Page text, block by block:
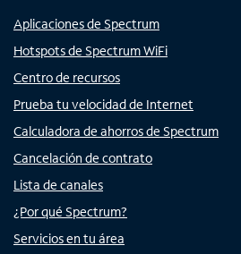
Aplicaciones de Spectrum
Hotspots de Spectrum WiFi
Centro de recursos
Prueba tu velocidad de Internet
Calculadora de ahorros de Spectrum
Cancelación de contrato
Lista de canales
¿Por qué Spectrum?
Servicios en tu área